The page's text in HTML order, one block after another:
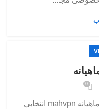
0
خرید VPN ماهیانه خرید VPN ماهیانه mahvpn انتخابی